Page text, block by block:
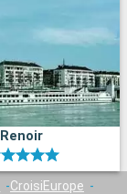
Renoir
CroisiEurope